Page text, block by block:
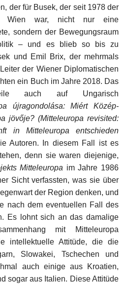
der für Busek, der seit 1978 der
Wien war, nicht nur eine
sondern der Bewegungsraum
– und es blieb so bis zu
und Emil Brix, der mehrmals
der Wiener Diplomatischen
ein Buch im Jahre 2018. Das
auch auf Ungarisch
újragondolása: Miért Közép-
jövője? (Mitteleuropa revisited:
in Mitteleuropa entschieden
Autoren. In diesem Fall ist es
denn sie waren diejenige,
Mitteleuropa im Jahre 1986
Sicht verfassten, was sie über
der Region denken, und
nach dem eventuellen Fall des
Es lohnt sich an das damalige
mit Mitteleuropa
intellektuelle Attitüde, die die
Slowakei, Tschechen und
auch einige aus Kroatien,
sogar aus Italien. Diese Attitüde